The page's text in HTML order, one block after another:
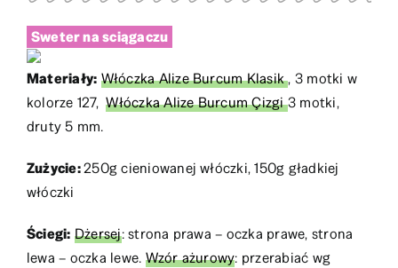
Sweter na sciągaczu
Materiały: Włóczka Alize Burcum Klasik, 3 motki w
kolorze 127,Włóczka Alize Burcum Çizgi3 motki,
druty 5 mm.
Zużycie:250g cieniowanej włóczki, 150g gładkiej
włóczki
Ściegi: Dżersej: strona prawa – oczka prawe, strona
lewa – oczka lewe. Wzór ażurowy: przerabiać wg